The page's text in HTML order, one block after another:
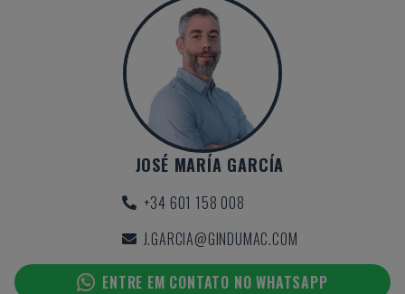
JOSÉ MARÍA GARCÍA
+34 601 158 008
J.GARCIA@GINDUMAC.COM
ENTRE EM CONTATO NO WHATSAPP